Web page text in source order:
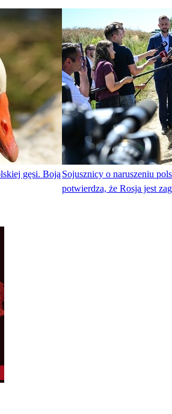
gęsi. Boją Sojusznicy o naruszeniu
potwierdza, że Rosja jest